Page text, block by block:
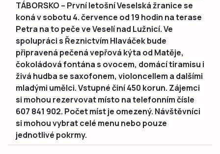
TÁBORSKO – První letošní Veselská žranice se
koná v sobotu 4. července od 19 hodin na terase
Petra na to peče ve Veselí nad Lužnicí. Ve
spolupráci s Řeznictvím Hlaváček bude
připravená pečená vepřová kýta od Matěje,
čokoládová fontána s ovocem, domácí tiramisu i
živá hudba se saxofonem, violoncellem a dalšími
mladými umělci. Vstupné činí 450 korun. Zájemci
si mohou rezervovat místo na telefonním čísle
607 841 902. Počet míst je omezený. Návštěvníci
si mohou vybrat celé menu nebo pouze
jednotlivé pokrmy.